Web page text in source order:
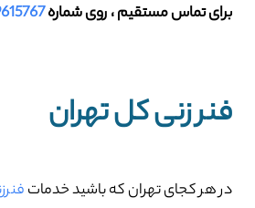
برای تماس مستقیم ، روی شماره
فنر زنی کل تهران
در هر کجای تهران که باشید خدمات